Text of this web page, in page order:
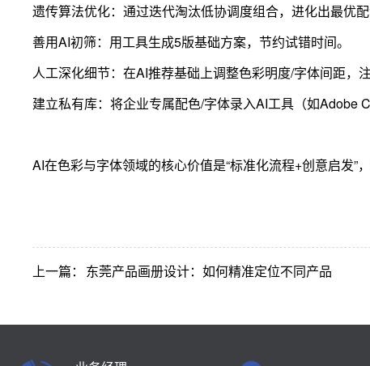
遗传算法优化：通过迭代淘汰低协调度组合，进化出最优
善用AI初筛：用工具生成5版基础方案，节约试错时间。
人工深化细节：在AI推荐基础上调整色彩明度/字体间距，
建立私有库：将企业专属配色/字体录入AI工具（如Adobe
AI在色彩与字体领域的核心价值是“标准化流程+创意启
上一篇： 东莞产品画册设计：如何精准定位不同产品